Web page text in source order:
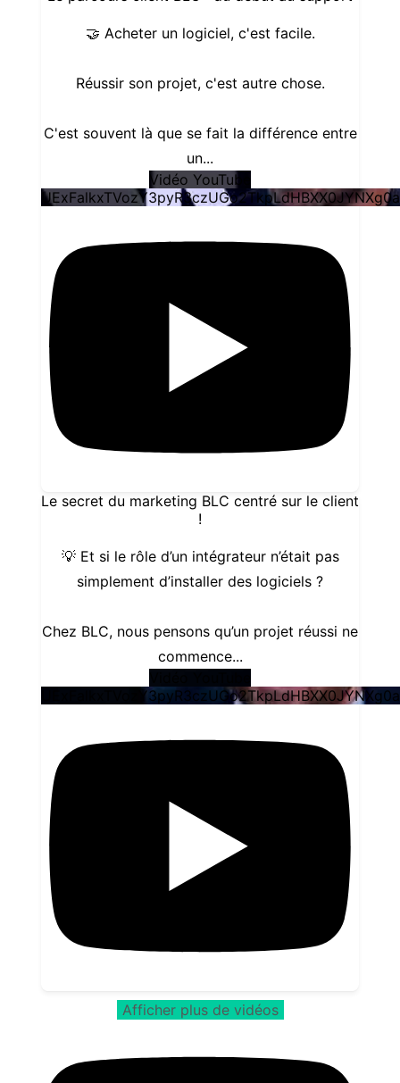
🤝 Acheter un logiciel, c'est facile.
Réussir son projet, c'est autre chose.
C'est souvent là que se fait la différence entre
un...
Vidéo YouTube
Le secret du marketing BLC centré sur le client
!
💡 Et si le rôle d’un intégrateur n’était pas
simplement d’installer des logiciels ?
Chez BLC, nous pensons qu’un projet réussi ne
commence...
Afficher plus de vidéos